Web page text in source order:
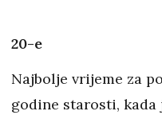
20-e
Najbolje vrijeme za
godine starosti,